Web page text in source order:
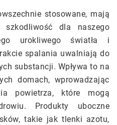
stosowane, mają
dla naszego
urokliwego światła i
spalania uwalniają do
substancji. Wpływa to na
domach, wprowadzając
powietrza, które mogą
Produkty uboczne
takie jak tlenki azotu,